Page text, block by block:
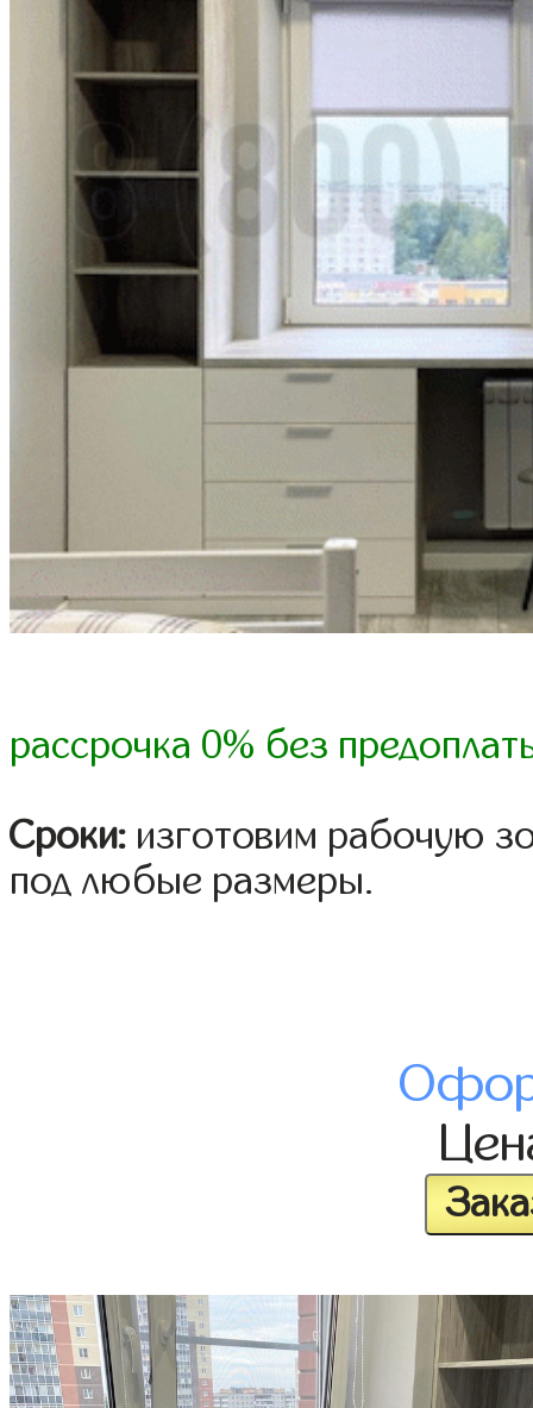
рассрочка 0% без
Сроки: изготовим рабочую
под любые размеры.